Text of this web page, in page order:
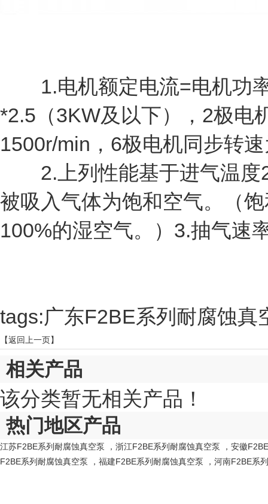
1.电机额定电流=电机功率
*2.5（3KW及以下），2极电
1500r/min，6极电机同步转
2.上列性能基于进气温度
被吸入气体为饱和空气。（
100%的湿空气。）3.抽气速
tags:广东F2BE系列耐腐蚀
【返回上一页】
相关产品
该分类暂无相关产品！
热门地区产品
江苏F2BE系列耐腐蚀真空泵 ， 浙江F2BE系列耐腐蚀真空泵 ， 安徽
F2BE系列耐腐蚀真空泵 ， 福建F2BE系列耐腐蚀真空泵 ， 河南F2BE系